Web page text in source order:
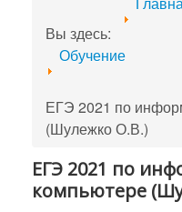
Вы здесь:
Обучение
ЕГЭ 2021 по
(Шулежко О.В.)
ЕГЭ 2021 по
компьютере